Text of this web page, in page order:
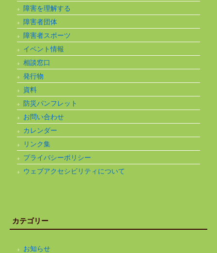
障害を理解する
障害者団体
障害者スポーツ
イベント情報
相談窓口
発行物
資料
防災パンフレット
お問い合わせ
カレンダー
リンク集
プライバシーポリシー
ウェブアクセシビリティについて
カテゴリー
お知らせ